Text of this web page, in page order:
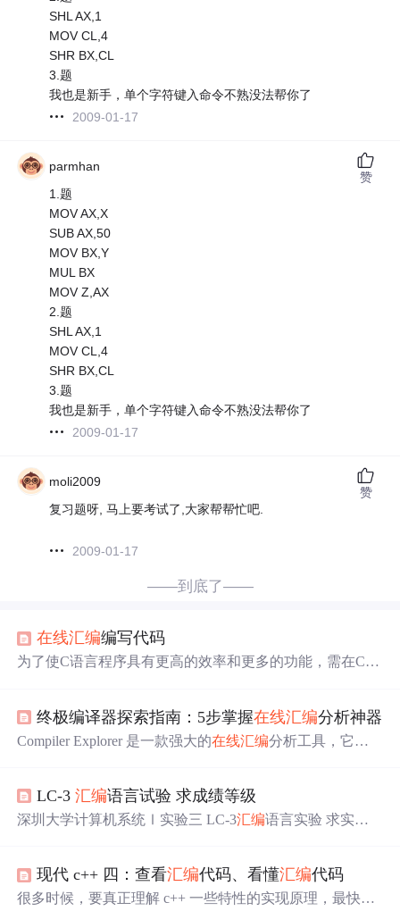
SHL AX,1
MOV CL,4
SHR BX,CL
3.题
我也是新手，单个字符键入命令不熟没法帮你了
2009-01-17
parmhan
1.题
MOV AX,X
SUB AX,50
MOV BX,Y
MUL BX
MOV Z,AX
2.题
SHL AX,1
MOV CL,4
SHR BX,CL
3.题
我也是新手，单个字符键入命令不熟没法帮你了
2009-01-17
赞
moli2009
复习题呀, 马上要考试了,大家帮帮忙吧.
2009-01-17
赞
——到底了——
在线汇编编写代码
为了使C语言程序具有更高的效率和更多的功能，需在C语
言程序无法实现的机器语言操作。而C语言代码与汇编语
言代码的接口是任何C编译器毋庸置疑要解决的问
题
来，通过API (Application Pr
终极编译器探索指南：5步掌握在线汇编分析神器
Compiler Explorer 是一款强大的在线汇编分析工具，它让
器。通过直观的界面和丰富的功能，即使是编程新手也能
轻松探索高级编译技术，深入理解代码如何被转化为机器
颈、
LC-3汇编语言试验 求成绩等级
深圳大学计算机系统Ⅰ实验三 LC-3汇编语言实验 求实验
现代 c++ 四：查看汇编代码、看懂汇编代码
很多时候，要真正理解 c++ 一些特性的实现原理，最快的